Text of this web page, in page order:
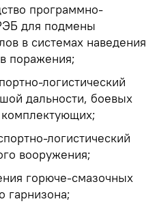
программно-
для подмены
в системах наведения
поражения;
логистический
дальности, боевых
логистический
вооружения;
горюче-смазочных
гарнизона;